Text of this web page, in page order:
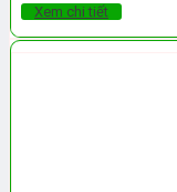
Xem chi tiết